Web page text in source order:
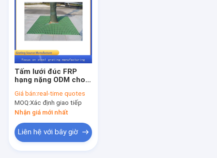
Tấm lưới đúc FRP
hạng nặng ODM cho
Giá bán:real-time quotes
MOQ:Xác định giao tiếp
Nhận giá mới nhất
Liên hệ với bây giờ